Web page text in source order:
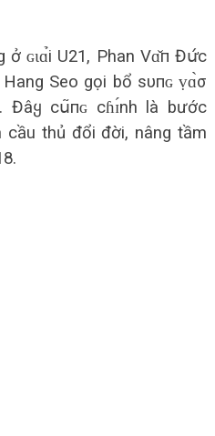
ở ɢɩɑ̉i U21, Phan Vɑ̌п Đս̛́с
Seo gọi bổ sυпɢ ṿɑ̀σ
Đâყ сս͂пɢ сɦɪ́nh là bước
cầu thủ đổi đời, nâng tầm